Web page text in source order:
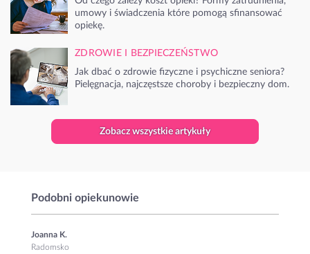
umowy i świadczenia które pomogą sfinansować
opiekę.
ZDROWIE I BEZPIECZEŃSTWO
Jak dbać o zdrowie fizyczne i psychiczne seniora?
Pielęgnacja, najczęstsze choroby i bezpieczny dom.
Zobacz wszystkie artykuły
Podobni opiekunowie
Joanna K.
Radomsko